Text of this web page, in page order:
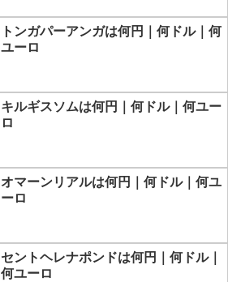
トンガパーアンガは何円｜何ドル｜何
ユーロ
キルギスソムは何円｜何ドル｜何ユー
ロ
オマーンリアルは何円｜何ドル｜何ユ
ーロ
セントヘレナポンドは何円｜何ドル｜
何ユーロ